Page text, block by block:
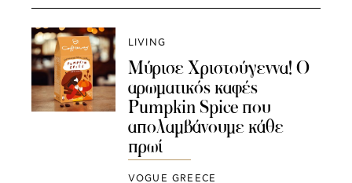
LIVING
Μύρισε Χριστούγεννα! Ο
αρωματικός καφές
Pumpkin Spice που
απολαμβάνουμε κάθε
πρωί
VOGUE GREECE